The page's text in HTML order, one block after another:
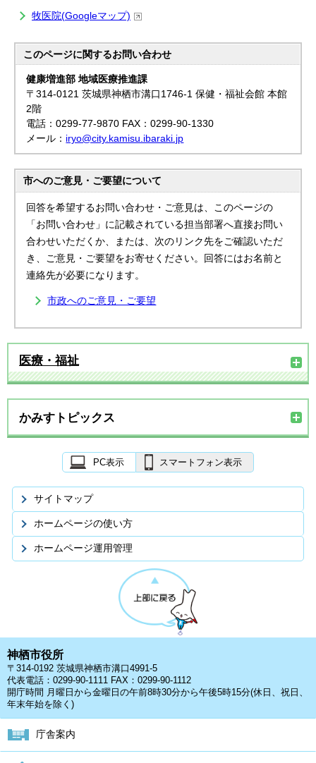
牧医院(Googleマップ)
このページに関するお問い合わせ
健康増進部 地域医療推進課
〒314-0121 茨城県神栖市溝口1746-1 保健・福祉会館 本館
2階
電話：0299-77-9870 FAX：0299-90-1330
メール： iryo@city.kamisu.ibaraki.jp
市へのご意見・ご要望について
回答を希望するお問い合わせ・ご意見は、このページの
「お問い合わせ」に記載されている担当部署へ直接お問い
合わせいただくか、または、次のリンク先をご確認いただ
き、ご意見・ご要望をお寄せください。回答にはお名前と
連絡先が必要になります。
市政へのご意見・ご要望
医療・福祉
かみすトピックス
PC表示 スマートフォン表示
サイトマップ
ホームページの使い方
ホームページ運用管理
神栖市役所
〒314-0192 茨城県神栖市溝口4991-5
代表電話：0299-90-1111 FAX：0299-90-1112
開庁時間 月曜日から金曜日の午前8時30分から午後5時15分(休日、祝日、
年末年始を除く)
庁舎案内